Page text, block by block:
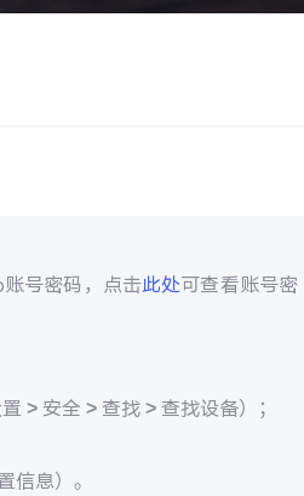
号密码，点击此处可查看账号密
> 安全 > 查找 > 查找设备）；
息）。